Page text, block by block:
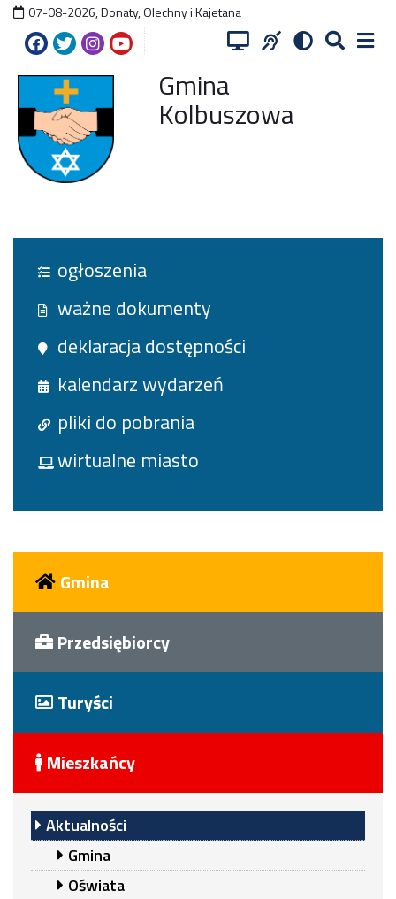
07-08-2026,Donaty, Olechny i Kajetana
Gmina
Kolbuszowa
ogłoszenia
ważne dokumenty
deklaracja dostępności
kalendarz wydarzeń
pliki do pobrania
wirtualne miasto
Gmina
Przedsiębiorcy
Turyści
Mieszkańcy
Aktualności
Gmina
Oświata